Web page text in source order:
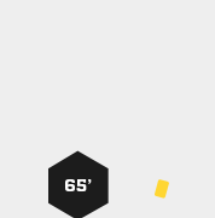
65’